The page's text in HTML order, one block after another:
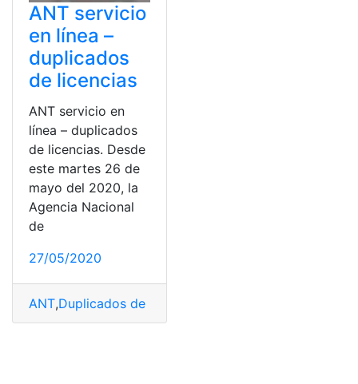
ANT servicio
en línea –
duplicados
de licencias
ANT servicio en
línea – duplicados
de licencias. Desde
este martes 26 de
mayo del 2020, la
Agencia Nacional
de
27/05/2020
ANT,Duplicados de licencias